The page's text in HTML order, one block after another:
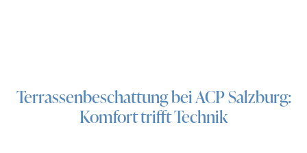
Terrassenbeschattung bei ACP Salzburg:
Komfort trifft Technik